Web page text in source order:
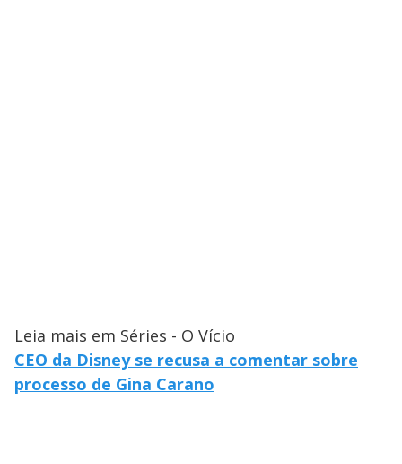
Leia mais em Séries - O Vício
CEO da Disney se recusa a comentar sobre
processo de Gina Carano